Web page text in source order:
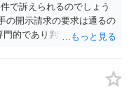
で訴えられるのでしょう
の開示請求の要求は通るの
的であり判然としないも